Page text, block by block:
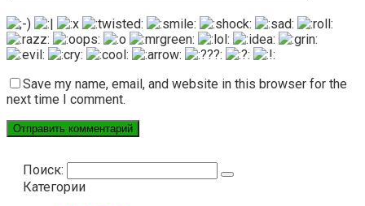
Save my name, email, and website in this browser for the
next time I comment.
Поиск:
Категории